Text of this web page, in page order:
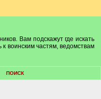
Вам подскажут где искать
воинским частям, ведомствам
ПОИСК